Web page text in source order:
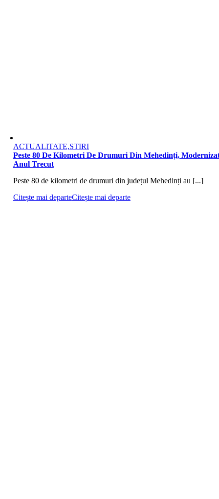
ACTUALITATE,STIRI
Peste 80 De Kilometri De Drumuri Din Mehedinți,
Anul Trecut
Peste 80 de kilometri de drumuri din județul Mehedinți au [...]
Citește mai departeCitește mai departe